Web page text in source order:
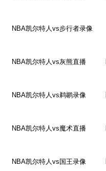
NBA凯尔特人vs步行者录像
NBA凯尔特人vs灰熊直播
NBA凯尔特人vs鹈鹕录像
NBA凯尔特人vs魔术直播
NBA凯尔特人vs国王录像